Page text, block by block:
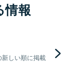
情報
しい順に掲載